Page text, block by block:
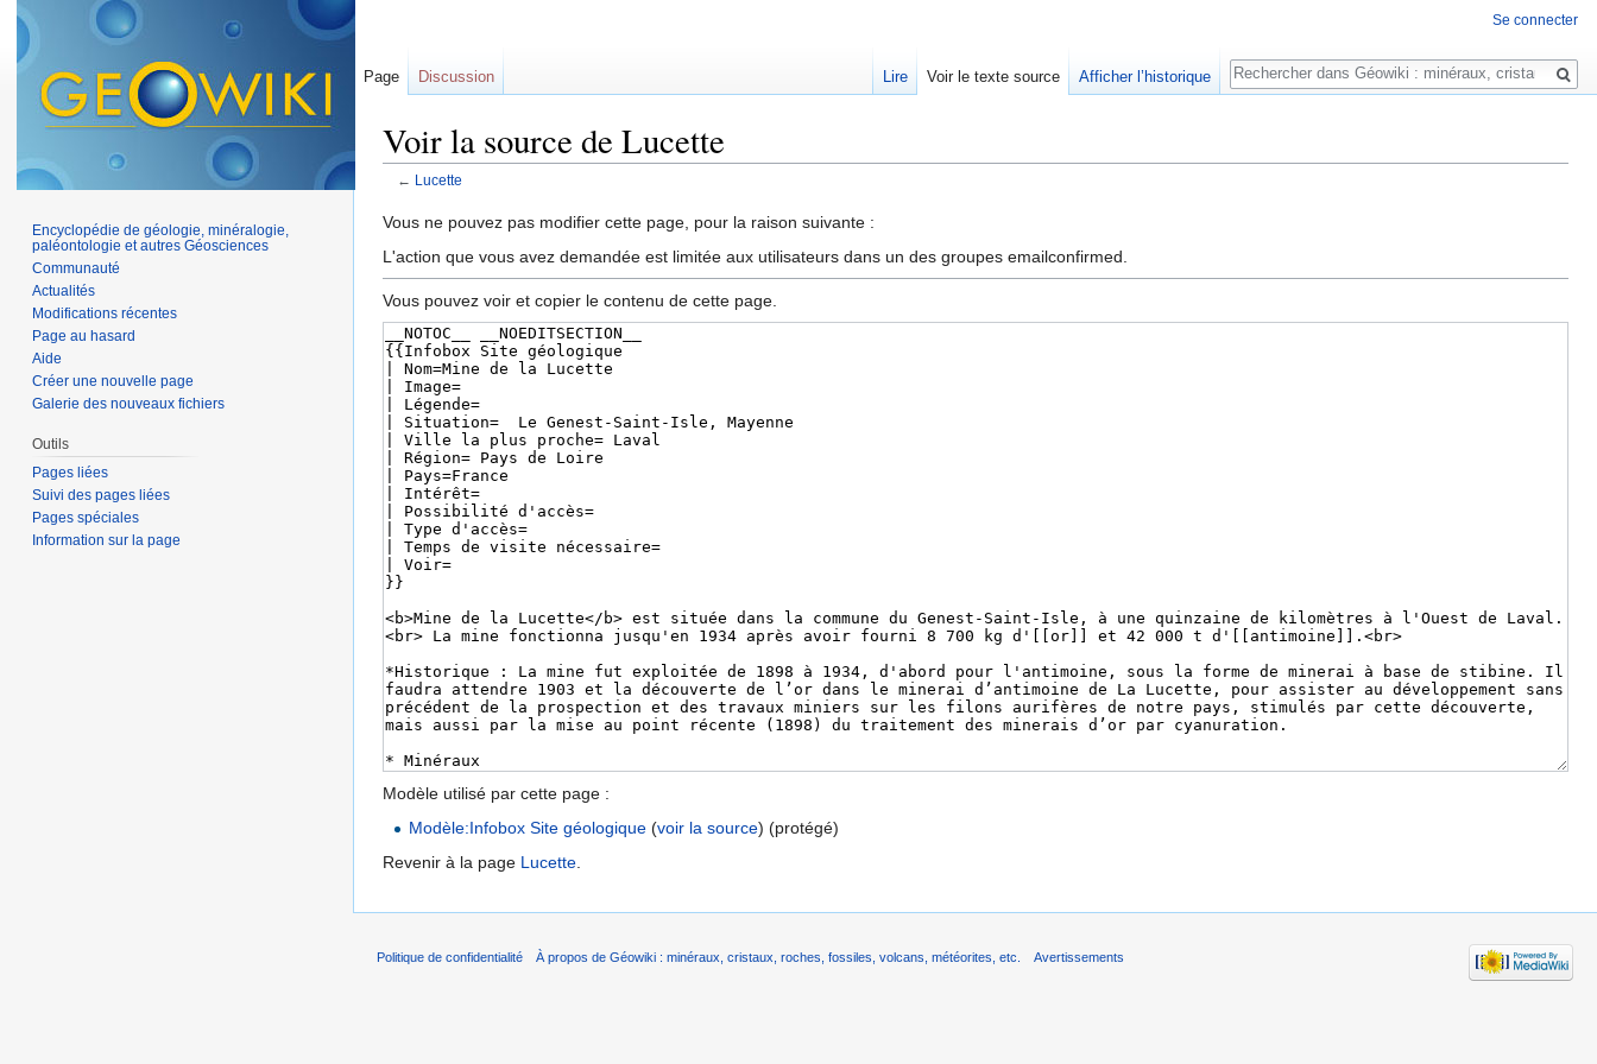
Voir la source de Lucette
← Lucette
Vous ne pouvez pas modifier cette page, pour la raison suivante :
L'action que vous avez demandée est limitée aux utilisateurs dans un des groupes emailconfirmed.
Vous pouvez voir et copier le contenu de cette page.
Modèle utilisé par cette page :
Modèle:Infobox Site géologique (voir la source) (protégé)
Revenir à la page Lucette.
Se connecter
Page Discussion Lire Voir le texte source Afficher l’historique
Rechercher
Encyclopédie de géologie, minéralogie,
paléontologie et autres Géosciences
Communauté
Actualités
Modifications récentes
Page au hasard
Aide
Créer une nouvelle page
Galerie des nouveaux fichiers
Outils
Pages liées
Suivi des pages liées
Pages spéciales
Information sur la page
Politique de confidentialité À propos de Géowiki : minéraux, cristaux, roches, fossiles, volcans, météorites, etc. Avertissements